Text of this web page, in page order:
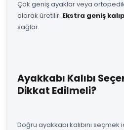
Çok geniş ayaklar veya
olarak üretilir. Ekstra geniş kalıp
sağlar.
Ayakkabı Kalıbı
Dikkat Edilmeli?
Doğru ayakkabı kalıbını seçmek